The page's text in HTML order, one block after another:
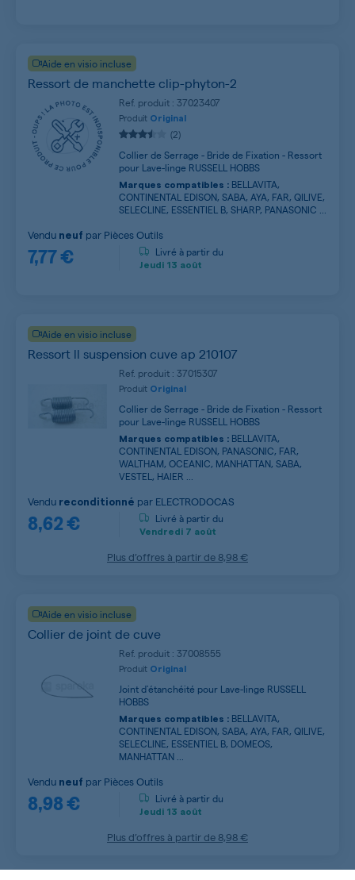
Aide en visio incluse
Ressort de manchette clip-phyton-2
Ref. produit : 37023407
Produit Original
(2)
Collier de Serrage - Bride de Fixation - Ressort
pour Lave-linge RUSSELL HOBBS
Marques compatibles : BELLAVITA,
CONTINENTAL EDISON, SABA, AYA, FAR, QILIVE,
SELECLINE, ESSENTIEL B, SHARP, PANASONIC ...
7,77 €
Vendu neuf par Pièces Outils
Livré à partir du
Jeudi 13 août
Aide en visio incluse
Ressort ll suspension cuve ap 210107
Ref. produit : 37015307
Produit Original
Collier de Serrage - Bride de Fixation - Ressort
pour Lave-linge RUSSELL HOBBS
Marques compatibles : BELLAVITA,
CONTINENTAL EDISON, PANASONIC, FAR,
WALTHAM, OCEANIC, MANHATTAN, SABA,
VESTEL, HAIER ...
8,62 €
Vendu reconditionné par ELECTRODOCAS
Livré à partir du
Vendredi 7 août
Plus d’offres à partir de8,98 €
Aide en visio incluse
Collier de joint de cuve
Ref. produit : 37008555
Produit Original
Joint d'étanchéité pour Lave-linge RUSSELL
HOBBS
Marques compatibles : BELLAVITA,
CONTINENTAL EDISON, SABA, AYA, FAR, QILIVE,
SELECLINE, ESSENTIEL B, DOMEOS,
MANHATTAN ...
8,98 €
Vendu neuf par Pièces Outils
Livré à partir du
Jeudi 13 août
Plus d’offres à partir de8,98 €